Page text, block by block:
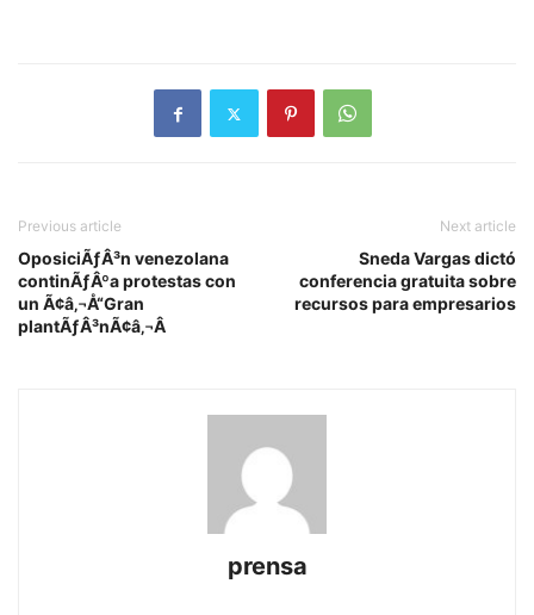
Previous article
OposiciÃƒÂ³n venezolana
continÃƒÂºa protestas con
un Ã¢â‚¬Å“Gran
plantÃƒÂ³nÃ¢â‚¬Â
Next article
Sneda Vargas dictó
conferencia gratuita sobre
recursos para empresarios
prensa